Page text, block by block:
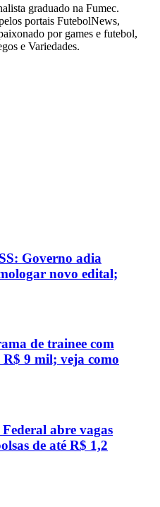
graduado na Fumec.
portais FutebolNews,
por games e futebol,
e Variedades.
Governo adia
novo edital;
de trainee com
9 mil; veja como
abre vagas
de até R$ 1,2